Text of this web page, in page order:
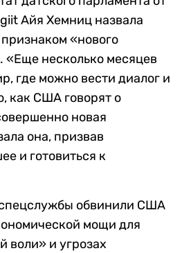
Айя Хемниц назвала
«нового
«Еще несколько месяцев
где можно вести диалог и
как США говорят о
новая
она, призвав
и готовиться к
обвинили США
мощи для
воли» и угрозах